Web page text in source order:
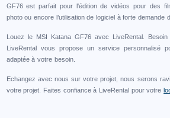
GF76 est parfait pour l'édition de vidéos pour des
photo ou encore l’utilisation de logiciel à forte demande
Louez le MSI Katana GF76 avec LiveRental. Besoin
LiveRental vous propose un service personnalisé
adaptée à votre besoin.
Echangez avec nous sur votre projet, nous serons
votre projet. Faites confiance à LiveRental pour votre